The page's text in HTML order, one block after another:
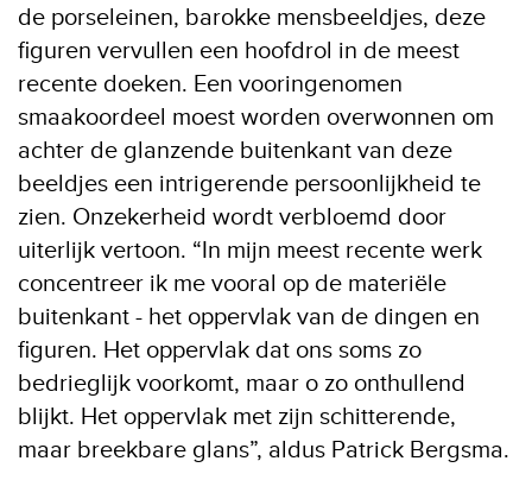
de porseleinen, barokke mensbeeldjes, deze
figuren vervullen een hoofdrol in de meest
recente doeken. Een vooringenomen
smaakoordeel moest worden overwonnen om
achter de glanzende buitenkant van deze
beeldjes een intrigerende persoonlijkheid te
zien. Onzekerheid wordt verbloemd door
uiterlijk vertoon. “In mijn meest recente werk
concentreer ik me vooral op de materiële
buitenkant - het oppervlak van de dingen en
figuren. Het oppervlak dat ons soms zo
bedrieglijk voorkomt, maar o zo onthullend
blijkt. Het oppervlak met zijn schitterende,
maar breekbare glans”, aldus Patrick Bergsma.